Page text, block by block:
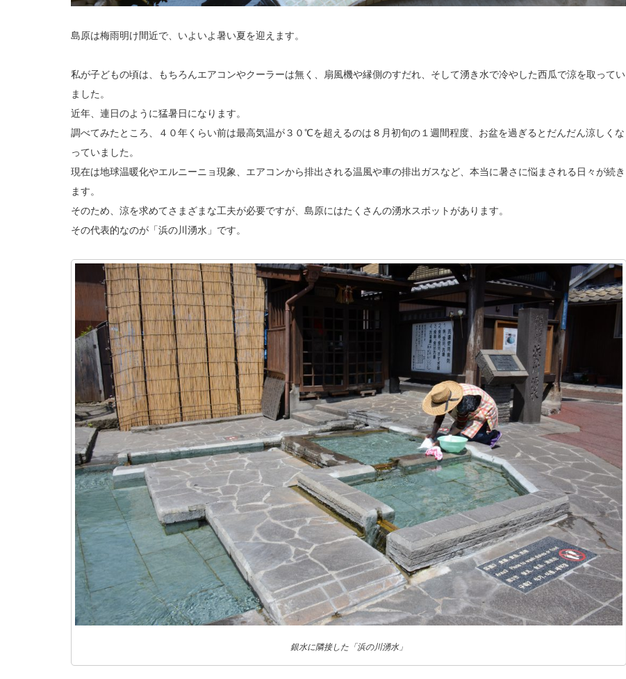
島原は梅雨明け間近で、いよいよ暑い夏を迎えます。
私が子どもの頃は、もちろんエアコンやクーラーは無く、扇風機や縁側のすだれ、そして湧き水で冷やした西瓜で涼を取ってい
ました。
近年、連日のように猛暑日になります。
調べてみたところ、４０年くらい前は最高気温が３０℃を超えるのは８月初旬の１週間程度、お盆を過ぎるとだんだん涼しくな
っていました。
現在は地球温暖化やエルニーニョ現象、エアコンから排出される温風や車の排出ガスなど、本当に暑さに悩まされる日々が続き
ます。
そのため、涼を求めてさまざまな工夫が必要ですが、島原にはたくさんの湧水スポットがあります。
その代表的なのが「浜の川湧水」です。
銀水に隣接した「浜の川湧水」